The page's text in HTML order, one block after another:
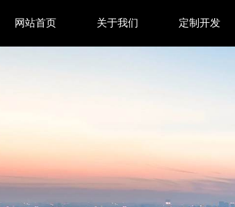
法对比：嵌套
网站首页 关于我们 定制开发